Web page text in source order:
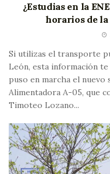
¿Estudias en la
horarios de
Si utilizas el transporte
León, esta información
puso en marcha el
Alimentadora A-05, que
Timoteo Lozano...